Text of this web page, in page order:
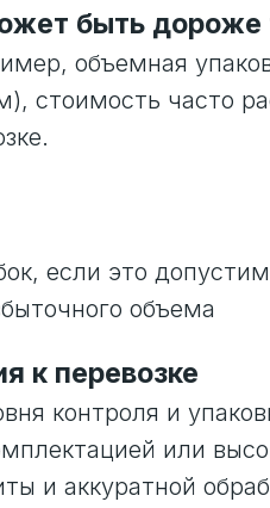
быть дороже
объемная
стоимость часто
если это
объема
к перевозке
контроля и
или
и аккуратной